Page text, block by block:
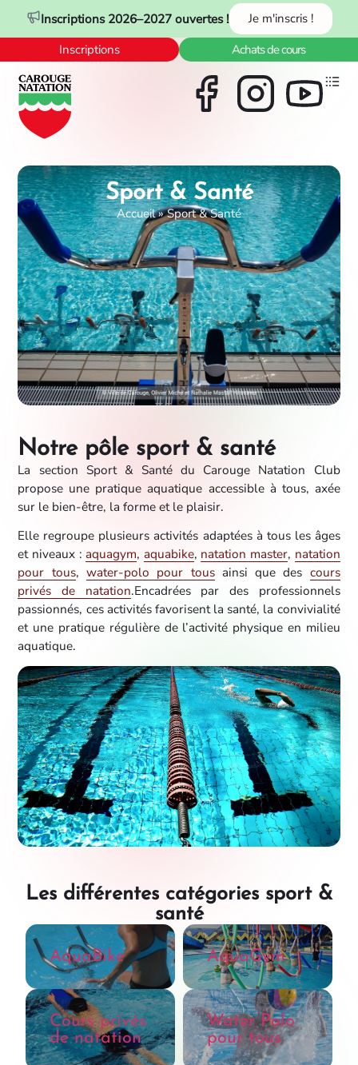
Inscriptions 2026–2027 ouvertes !
Je m'inscris !
Inscriptions
Achats de cours
Sport & Santé
Accueil»Sport & Santé
Notre pôle sport & santé
La section Sport & Santé du Carouge Natation Club
propose une pratique aquatique accessible à tous, axée
sur le bien-être, la forme et le plaisir.
Elle regroupe plusieurs activités adaptées à tous les âges
et niveaux :aquagym, aquabike, natation master, natation
pour tous, water-polo pour tousainsi que des cours
privés de natation.Encadrées par des professionnels
passionnés, ces activités favorisent la santé, la convivialité
et une pratique régulière de l’activité physique en milieu
aquatique.
Les différentes catégories sport &
santé
AquaBike AquaGym
Cours privés
de natation
Water Polo
pour tous
Panneau de gestion des cookies